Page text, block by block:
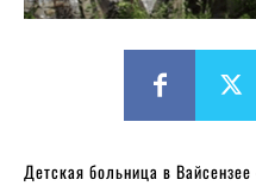
Детская больница в